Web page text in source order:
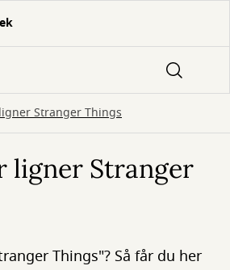
Stranger Things
ligner Stranger
Things"? Så får du her